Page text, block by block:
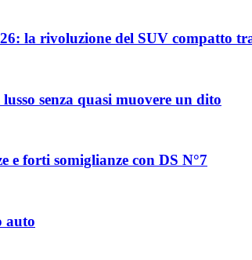
la rivoluzione del SUV compatto
senza quasi muovere un dito
e forti somiglianze con DS N°7
auto